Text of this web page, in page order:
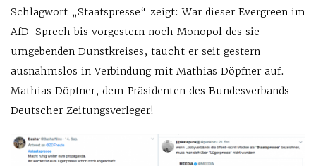
Schlagwort „Staatspresse“ zeigt: War dieser Evergreen im
AfD-Sprech bis vorgestern noch Monopol des sie
umgebenden Dunstkreises, taucht er seit gestern
ausnahmslos in Verbindung mit Mathias Döpfner auf.
Mathias Döpfner, dem Präsidenten des Bundesverbands
Deutscher Zeitungsverleger!